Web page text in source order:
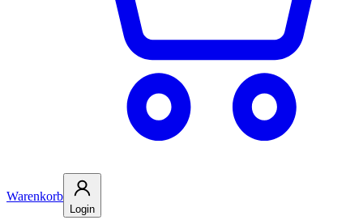
Warenkorb
Login